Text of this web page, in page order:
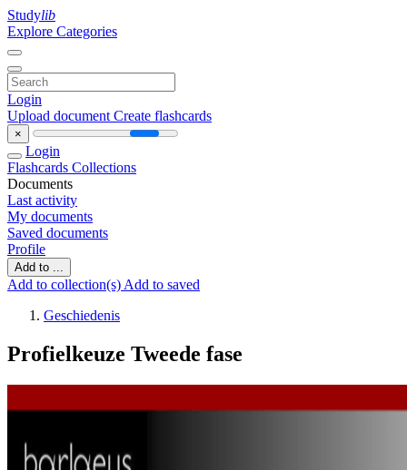
Studylib
Explore Categories
Login
Upload document Create flashcards
×
Login
Flashcards Collections
Documents
Last activity
My documents
Saved documents
Profile
Add to ...
Add to collection(s) Add to saved
Geschiedenis
Profielkeuze Tweede fase